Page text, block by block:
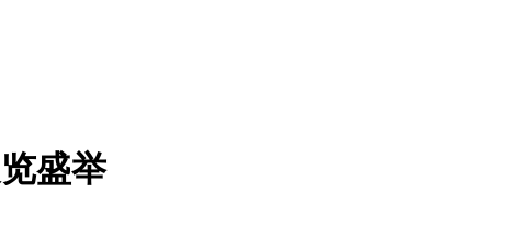
盛举